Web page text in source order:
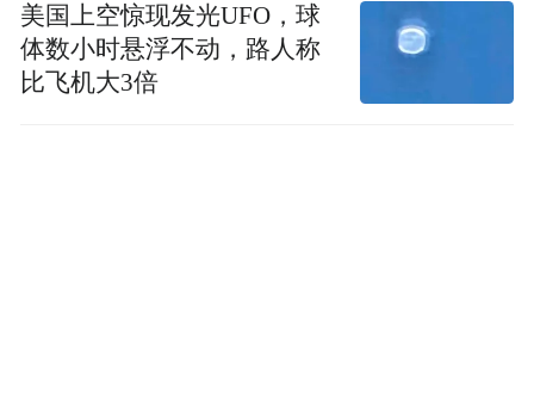
美国上空惊现发光UFO，球
体数小时悬浮不动，路人称
比飞机大3倍